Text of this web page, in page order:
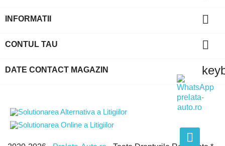
INFORMATII 
CONTUL TAU 
DATE CONTACT MAGAZIN